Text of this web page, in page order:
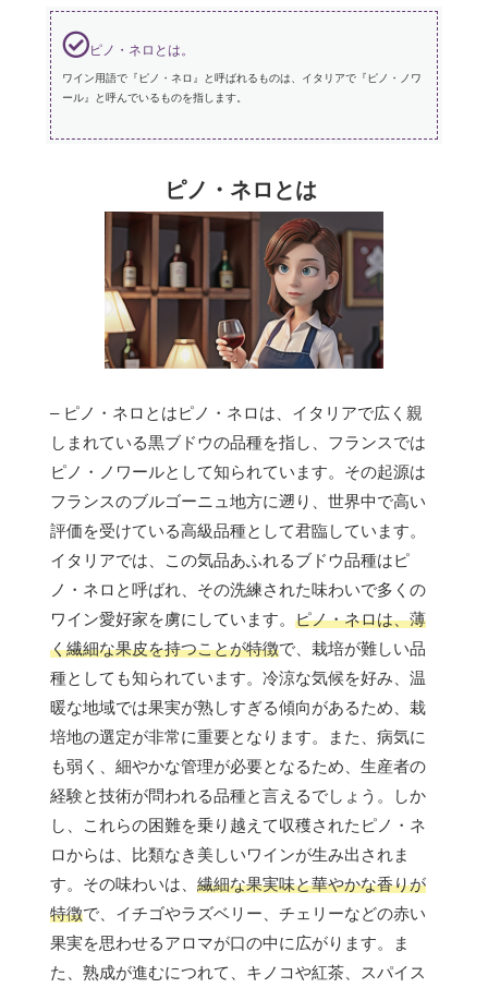
ピノ・ネロとは。
ワイン用語で『ピノ・ネロ』と呼ばれるものは、イタリアで『ピノ・ノワ
ール』と呼んでいるものを指します。
ピノ・ネロとは
– ピノ・ネロとはピノ・ネロは、イタリアで広く親
しまれている黒ブドウの品種を指し、フランスでは
ピノ・ノワールとして知られています。その起源は
フランスのブルゴーニュ地方に遡り、世界中で高い
評価を受けている高級品種として君臨しています。
イタリアでは、この気品あふれるブドウ品種はピ
ノ・ネロと呼ばれ、その洗練された味わいで多くの
ワイン愛好家を虜にしています。 ピノ・ネロは、薄
く繊細な果皮を持つことが特徴で、栽培が難しい品
種としても知られています。冷涼な気候を好み、温
暖な地域では果実が熟しすぎる傾向があるため、栽
培地の選定が非常に重要となります。また、病気に
も弱く、細やかな管理が必要となるため、生産者の
経験と技術が問われる品種と言えるでしょう。しか
し、これらの困難を乗り越えて収穫されたピノ・ネ
ロからは、比類なき美しいワインが生み出されま
す。その味わいは、 繊細な果実味と華やかな香りが
特徴で、イチゴやラズベリー、チェリーなどの赤い
果実を思わせるアロマが口の中に広がります。ま
た、熟成が進むにつれて、キノコや紅茶、スパイス